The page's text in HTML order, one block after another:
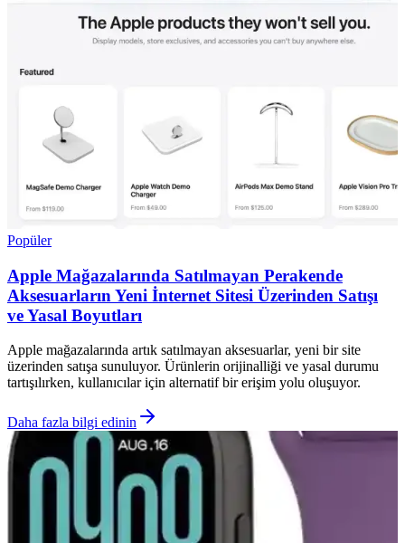
Popüler
Apple Mağazalarında Satılmayan Perakende
Aksesuarların Yeni İnternet Sitesi Üzerinden Satışı
ve Yasal Boyutları
Apple mağazalarında artık satılmayan aksesuarlar, yeni bir site
üzerinden satışa sunuluyor. Ürünlerin orijinalliği ve yasal durumu
tartışılırken, kullanıcılar için alternatif bir erişim yolu oluşuyor.
Daha fazla bilgi edinin